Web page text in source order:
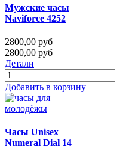
Мужские часы
Naviforce 4252
2800,00 руб
2800,00 руб
Детали
Добавить в корзину
Часы Unisex
Numeral Dial 14